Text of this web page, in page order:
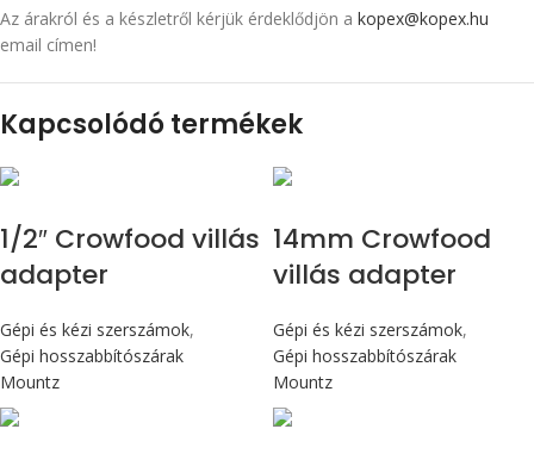
Az árakról és a készletről kérjük érdeklődjön a kopex@kopex.hu
email címen!
Kapcsolódó termékek
1/2″ Crowfood villás
adapter
Gépi és kézi szerszámok,
Gépi hosszabbítószárak
Mountz
14mm Crowfood
villás adapter
Gépi és kézi szerszámok,
Gépi hosszabbítószárak
Mountz